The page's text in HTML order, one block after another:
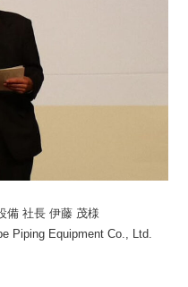
備 社長 伊藤 茂様
Piping Equipment Co., Ltd.